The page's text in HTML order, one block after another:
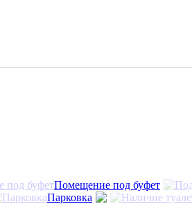
Помещение под буфет
Парковка